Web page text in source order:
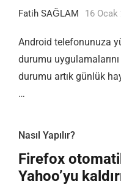
Fatih SAĞLAM 16 Ocak
Android telefonunuza
durumu
durumu artık günlük
…
Nasıl Yapılır?
Firefox
Yahoo’yu